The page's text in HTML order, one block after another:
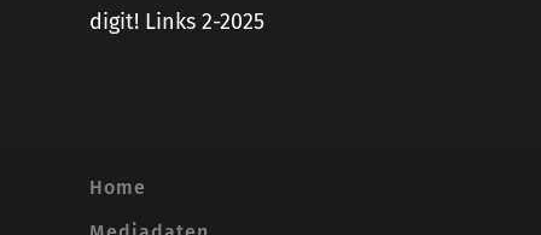
digit! Links 2-2025
Home